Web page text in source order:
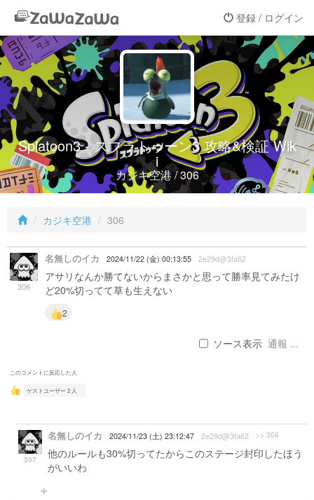
登録 / ログイン
Splatoon3 - スプラトゥーン3 攻略&検証 Wik
i
カジキ空港 / 306
カジキ空港 306
306
名無しのイカ 2024/11/22 (金) 00:13:55 2e29d@3fa62
アサリなんか勝てないからまさかと思って勝率見てみたけ
ど20%切ってて草も生えない
2
ソース表示 通報 ...
このコメントに反応した人
ゲストユーザー 2 人
307
名無しのイカ 2024/11/23 (土) 23:12:47 2e29d@3fa62 >> 306
他のルールも30%切ってたからこのステージ封印したほう
がいいわ